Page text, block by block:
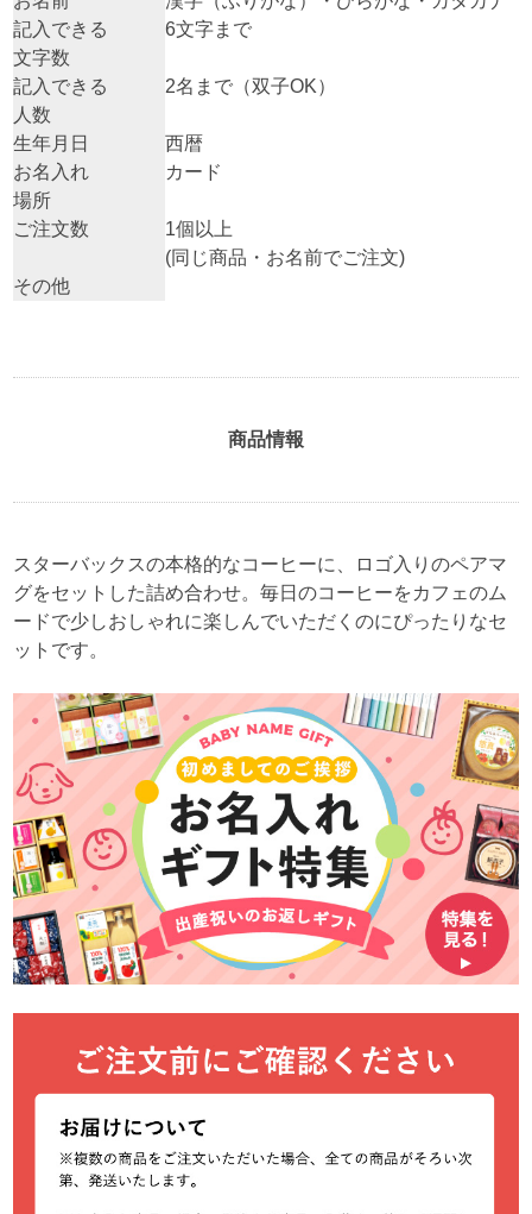
記入できる
文字数
6文字まで
記入できる
人数
2名まで（双子OK）
生年月日
西暦
お名入れ
場所
カード
ご注文数
1個以上
(同じ商品・お名前でご注文)
その他
商品情報
スターバックスの本格的なコーヒーに、ロゴ入りのペアマ
グをセットした詰め合わせ。毎日のコーヒーをカフェのム
ードで少しおしゃれに楽しんでいただくのにぴったりなセ
ットです。